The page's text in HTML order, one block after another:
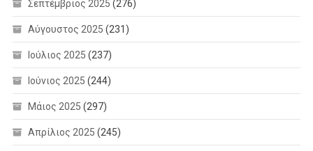
Σεπτέμβριος 2025 (276)
Αύγουστος 2025 (231)
Ιούλιος 2025 (237)
Ιούνιος 2025 (244)
Μάιος 2025 (297)
Απρίλιος 2025 (245)